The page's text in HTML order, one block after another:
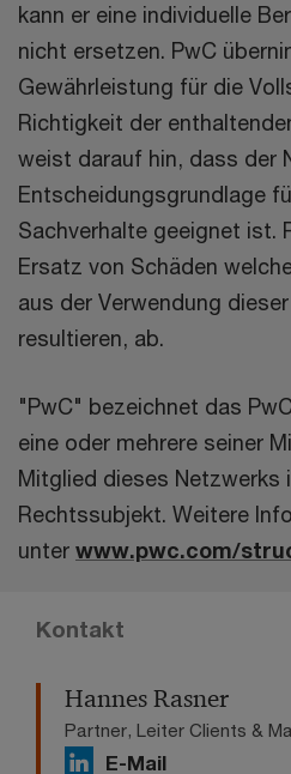
kann er eine individuelle
nicht ersetzen. PwC
Gewährleistung für die
Richtigkeit der
weist darauf hin, dass der
Entscheidungsgrundlage
Sachverhalte geeignet ist.
Ersatz von Schäden
aus der Verwendung
resultieren, ab.
"PwC" bezeichnet das
eine oder mehrere seiner
Mitglied dieses
Rechtssubjekt. Weitere
unter www.pwc.com/
Kontakt
Hannes Rasner
Partner, Leiter Clients &
E-Mail